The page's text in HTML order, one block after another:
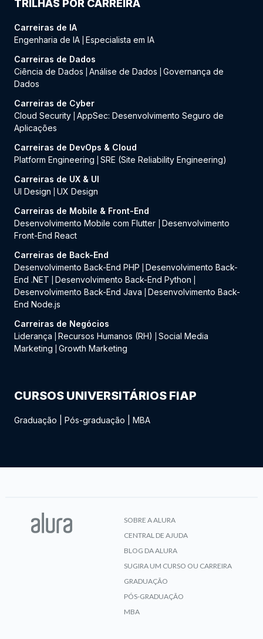
TRILHAS POR CARREIRA
Carreiras de IA
Engenharia de IA Especialista em IA
Carreiras de Dados
Ciência de Dados
Análise de Dados
Governança de
Dados
Carreiras de Cyber
Cloud Security AppSec: Desenvolvimento Seguro de
Aplicações
Carreiras de DevOps & Cloud
Platform Engineering
SRE (Site Reliability Engineering)
Carreiras de UX & UI
UI Design
UX Design
Carreiras de Mobile & Front-End
Desenvolvimento Mobile com Flutter
Desenvolvimento
Front-End React
Carreiras de Back-End
Desenvolvimento Back-End PHP
Desenvolvimento Back-
End .NET
Desenvolvimento Back-End Python
Desenvolvimento Back-End Java
Desenvolvimento Back-
End Node.js
Carreiras de Negócios
Liderança
Recursos Humanos (RH)
Social Media
Marketing
Growth Marketing
CURSOS UNIVERSITÁRIOS FIAP
Graduação Pós-graduação MBA
SOBRE A ALURA
CENTRAL DE AJUDA
BLOG DA ALURA
SUGIRA UM CURSO OU CARREIRA
GRADUAÇÃO
PÓS-GRADUAÇÃO
MBA